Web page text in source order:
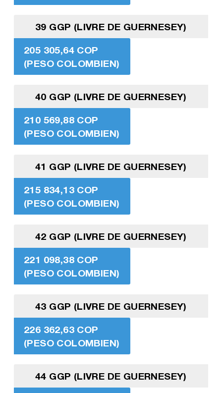
39 GGP (LIVRE DE GUERNESEY)
205 305,64 COP
(PESO COLOMBIEN)
40 GGP (LIVRE DE GUERNESEY)
210 569,88 COP
(PESO COLOMBIEN)
41 GGP (LIVRE DE GUERNESEY)
215 834,13 COP
(PESO COLOMBIEN)
42 GGP (LIVRE DE GUERNESEY)
221 098,38 COP
(PESO COLOMBIEN)
43 GGP (LIVRE DE GUERNESEY)
226 362,63 COP
(PESO COLOMBIEN)
44 GGP (LIVRE DE GUERNESEY)